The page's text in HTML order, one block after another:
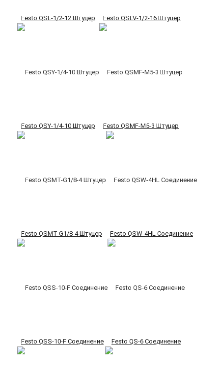
Festo QSL-1/2-12 Штуцер Festo QSLV-1/2-16 Штуцер
Festo QSY-1/4-10 Штуцер Festo QSMF-M5-3 Штуцер
Festo QSMT-G1/8-4 Штуцер Festo QSW-4HL Соединение
Festo QSS-10-F Соединение Festo QS-6 Соединение